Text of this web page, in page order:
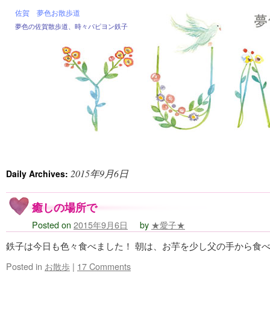
佐賀 夢色お散歩道
夢色の佐賀散歩道、時々パピヨン鉄子
Daily Archives: 2015年9月6日
癒しの場所で
Posted on 2015年9月6日 by ★愛子★
鉄子は今日も色々食べました！ 朝は、お芋を少し父の手から
Posted in お散歩 | 17 Comments